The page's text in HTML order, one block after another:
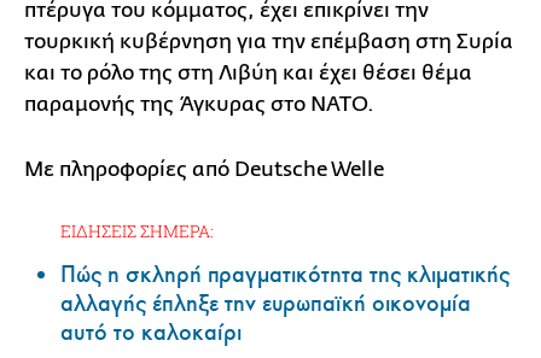
πτέρυγα του κόμματος, έχει επικρίνει την
τουρκική κυβέρνηση για την επέμβαση στη Συρία
και το ρόλο της στη Λιβύη και έχει θέσει θέμα
παραμονής της Άγκυρας στο ΝΑΤΟ.
Με πληροφορίες από Deutsche Welle
ΕΙΔΗΣΕΙΣ ΣΗΜΕΡΑ:
Πώς η σκληρή πραγματικότητα της κλιματικής
αλλαγής έπληξε την ευρωπαϊκή οικονομία
αυτό το καλοκαίρι